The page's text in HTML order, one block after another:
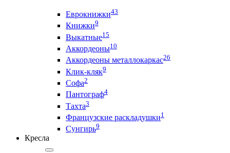
Еврокнижки43
Книжки9
Выкатные15
Аккордеоны10
Аккордеоны металлокаркас26
Клик-кляк9
Софа2
Пантограф4
Тахта3
Французские раскладушки1
Сунгирь9
Кресла